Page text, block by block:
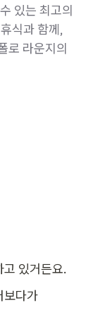
있는 최고의
식과 함께,
로 라운지의
있거든요.
보다가